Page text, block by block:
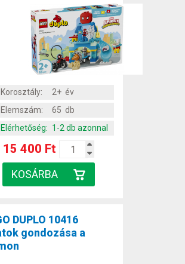
Korosztály:
2+ év
Elemszám:
65 db
Elérhetőség: 1-2 db azonnal
15 400 Ft
DUPLO 10416
gondozása a